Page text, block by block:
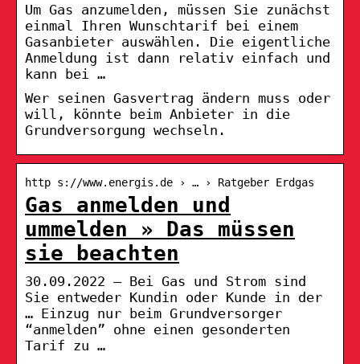
Um Gas anzumelden, müssen Sie zunächst
einmal Ihren Wunschtarif bei einem
Gasanbieter auswählen. Die eigentliche
Anmeldung ist dann relativ einfach und
kann bei …
Wer seinen Gasvertrag ändern muss oder
will, könnte beim Anbieter in die
Grundversorgung wechseln.
http s://www.energis.de › … › Ratgeber Erdgas
Gas anmelden und
ummelden » Das müssen
sie beachten
30.09.2022 — Bei Gas und Strom sind
Sie entweder Kundin oder Kunde in der
… Einzug nur beim Grundversorger
“anmelden” ohne einen gesonderten
Tarif zu …